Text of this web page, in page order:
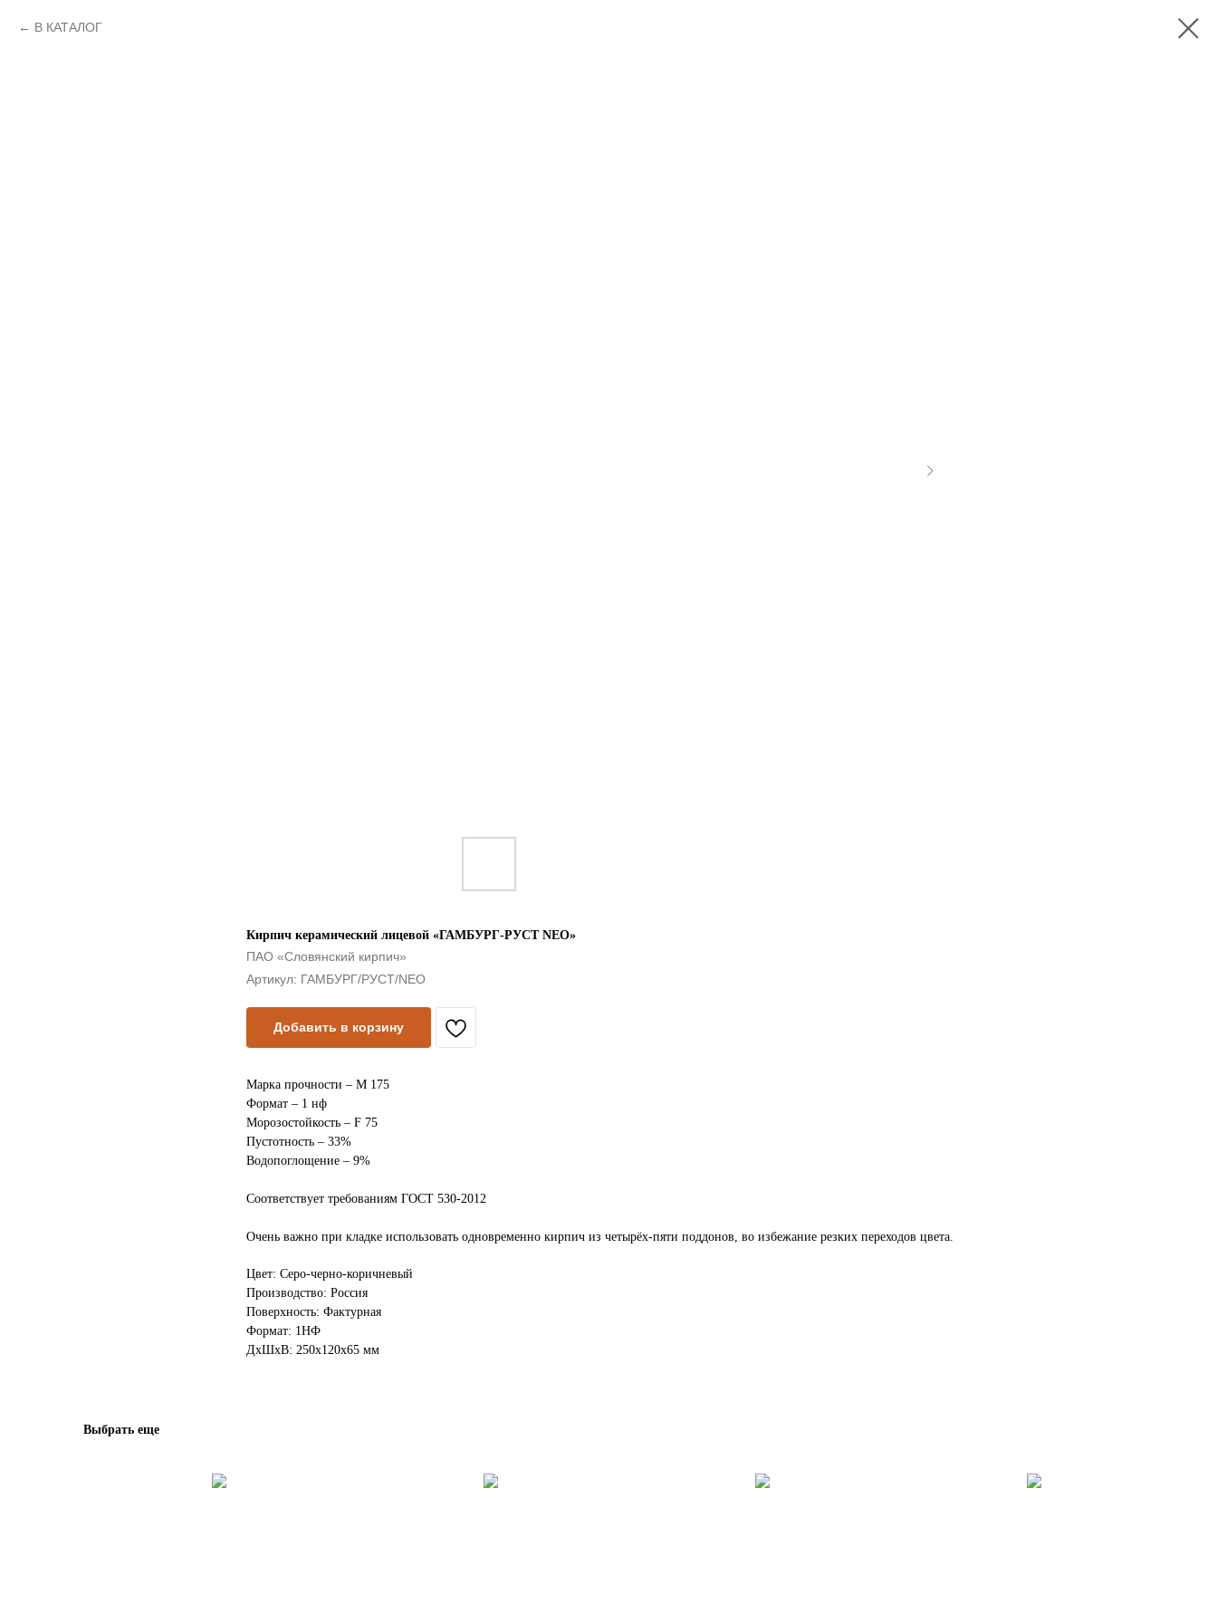
В КАТАЛОГ
Кирпич керамический лицевой «ГАМБУРГ-РУСТ NEO»
ПАО «Словянский кирпич»
Артикул: ГАМБУРГ/РУСТ/NEO
Добавить в корзину
Марка прочности – М 175
Формат – 1 нф
Морозостойкость – F 75
Пустотность – 33%
Водопоглощение – 9%
Соответствует требованиям ГОСТ 530-2012
Очень важно при кладке использовать одновременно кирпич из четырёх-пяти поддонов, во избежание резких переходов цвета.
Цвет: Серо-черно-коричневый
Производство: Россия
Поверхность: Фактурная
Формат: 1НФ
ДxШxВ: 250x120x65 мм
Выбрать еще